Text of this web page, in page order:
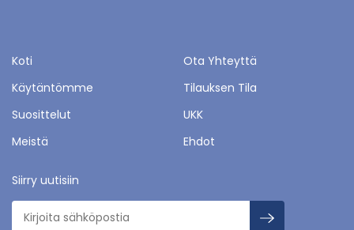
Koti
Ota Yhteyttä
Käytäntömme
Tilauksen Tila
Suosittelut
UKK
Meistä
Ehdot
Siirry uutisiin